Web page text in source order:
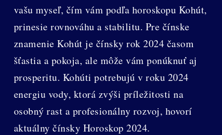
vašu myseľ, čím vám podľa horoskopu Kohút,
prinesie rovnováhu a stabilitu. Pre čínske
znamenie Kohút je čínsky rok 2024 časom
šťastia a pokoja, ale môže vám ponúknuť aj
prosperitu. Kohúti potrebujú v roku 2024
energiu vody, ktorá zvýši príležitosti na
osobný rast a profesionálny rozvoj, hovorí
aktuálny čínsky Horoskop 2024.